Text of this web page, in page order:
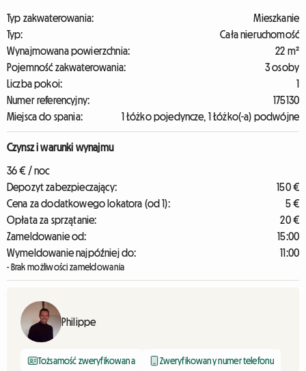
Typ zakwaterowania:
Mieszkanie
Typ:
Cała nieruchomość
Wynajmowana powierzchnia:
22 m²
Pojemność zakwaterowania:
3 osoby
Liczba pokoi:
1
Numer referencyjny:
175130
Miejsca do spania:
1 Łóżko pojedyncze, 1 Łóżko(-a) podwójne
Czynsz i warunki wynajmu
36 € / noc
Depozyt zabezpieczający:
150 €
Cena za dodatkowego lokatora (od 1):
5 €
Opłata za sprzątanie:
20 €
Zameldowanie od:
15:00
Wymeldowanie najpóźniej do:
11:00
- Brak możliwości zameldowania
Philippe
Tożsamość zweryfikowana Zweryfikowany numer telefonu